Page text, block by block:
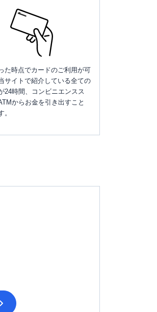
た時点でカードのご利用が可
サイトで紹介している全ての
24時間、コンビニエンスス
からお金を引き出すこと
。